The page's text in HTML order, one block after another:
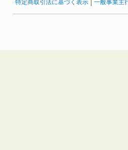
特定商取引法に基づく表示
一般事業主